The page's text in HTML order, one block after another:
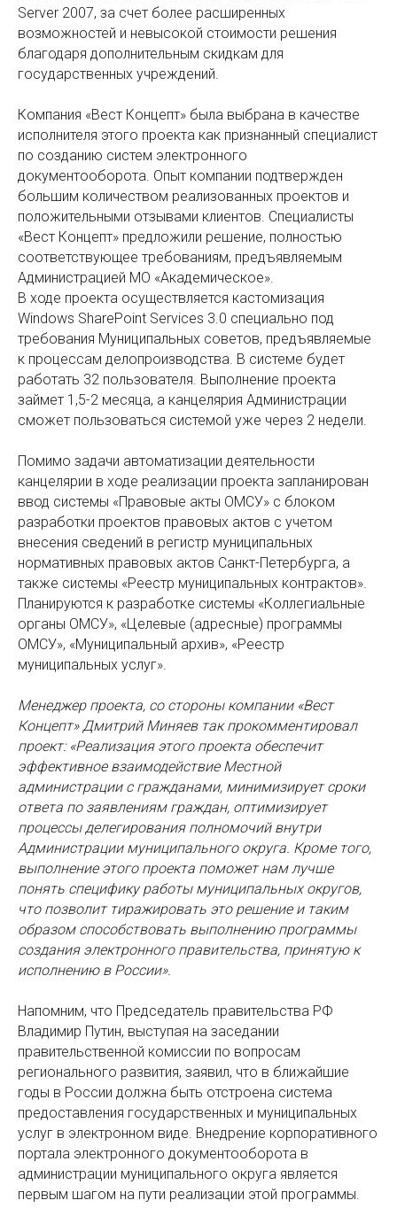
Server 2007, за счет более расширенных
возможностей и невысокой стоимости решения
благодаря дополнительным скидкам для
государственных учреждений.
Компания «Вест Концепт» была выбрана в качестве
исполнителя этого проекта как признанный специалист
по созданию систем электронного
документооборота. Опыт компании подтвержден
большим количеством реализованных проектов и
положительными отзывами клиентов. Специалисты
«Вест Концепт» предложили решение, полностью
соответствующее требованиям, предъявляемым
Администрацией МО «Академическое».
В ходе проекта осуществляется кастомизация
Windows SharePoint Services 3.0 специально под
требования Муниципальных советов, предъявляемые
к процессам делопроизводства. В системе будет
работать 32 пользователя. Выполнение проекта
займет 1,5-2 месяца, а канцелярия Администрации
сможет пользоваться системой уже через 2 недели.
Помимо задачи автоматизации деятельности
канцелярии в ходе реализации проекта запланирован
ввод системы «Правовые акты ОМСУ» с блоком
разработки проектов правовых актов с учетом
внесения сведений в регистр муниципальных
нормативных правовых актов Санкт-Петербурга, а
также системы «Реестр муниципальных контрактов».
Планируются к разработке системы «Коллегиальные
органы ОМСУ», «Целевые (адресные) программы
ОМСУ», «Муниципальный архив», «Реестр
муниципальных услуг».
Менеджер проекта, со стороны компании «Вест
Концепт» Дмитрий Миняев так прокомментировал
проект: «Реализация этого проекта обеспечит
эффективное взаимодействие Местной
администрации с гражданами, минимизирует сроки
ответа по заявлениям граждан, оптимизирует
процессы делегирования полномочий внутри
Администрации муниципального округа. Кроме того,
выполнение этого проекта поможет нам лучше
понять специфику работы муниципальных округов,
что позволит тиражировать это решение и таким
образом способствовать выполнению программы
создания электронного правительства, принятую к
исполнению в России».
Напомним, что Председатель правительства РФ
Владимир Путин, выступая на заседании
правительственной комиссии по вопросам
регионального развития, заявил, что в ближайшие
годы в России должна быть отстроена система
предоставления государственных и муниципальных
услуг в электронном виде. Внедрение корпоративного
портала электронного документооборота в
администрации муниципального округа является
первым шагом на пути реализации этой программы.